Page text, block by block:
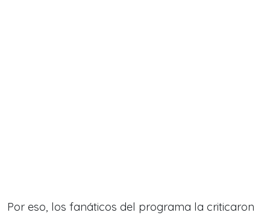
Por eso, los fanáticos del programa la criticaron